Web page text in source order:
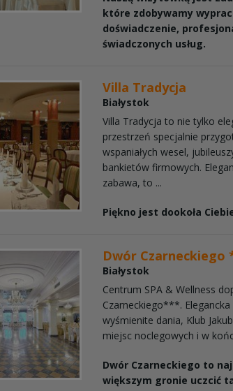
które zdobywamy
doświadczenie,
świadczonych usług.
Villa Tradycja
Białystok
Villa Tradycja to nie tylko
przestrzeń specjalnie
wspaniałych wesel,
bankietów firmowych.
zabawa, to ...
Piękno jest dookoła
Dwór Czarneckiego
Białystok
Centrum SPA & Wellness
Czarneckiego***.
wyśmienite dania, Klub
miejsc noclegowych i w
Dwór Czarneckiego to
większym gronie uczcić